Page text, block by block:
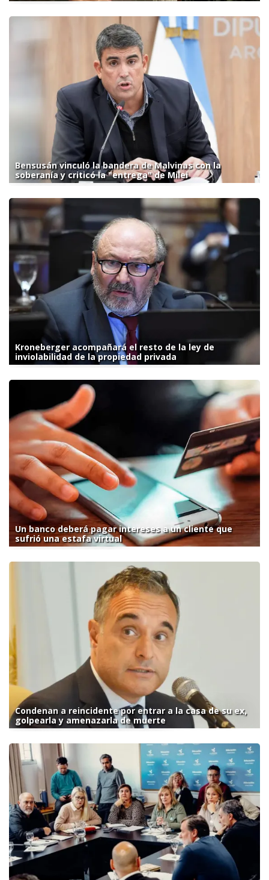
Bensusán vinculó la bandera de Malvinas con la
soberanía y criticó la "entrega" de Milei
Kroneberger acompañará el resto de la ley de
inviolabilidad de la propiedad privada
Un banco deberá pagar intereses a un cliente que
sufrió una estafa virtual
Condenan a reincidente por entrar a la casa de su ex,
golpearla y amenazarla de muerte